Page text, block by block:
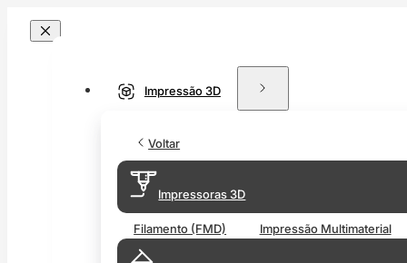
Impressão 3D
Voltar
Impressoras 3D
Filamento (FMD) Impressão Multimaterial